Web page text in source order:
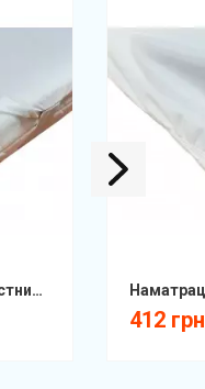
Наматрацник вологозахистний Сейв захистний поліестер на гумці ДЗ
412